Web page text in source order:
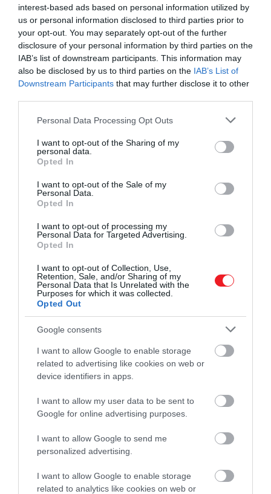
interest-based ads based on personal information utilized by
us or personal information disclosed to third parties prior to
your opt-out. You may separately opt-out of the further
disclosure of your personal information by third parties on the
IAB’s list of downstream participants. This information may
also be disclosed by us to third parties on the IAB’s List of
Downstream Participants that may further disclose it to other
Please note that this website/app uses one or more Google
not limited to your visit or usage behaviour. You may click to
grant or deny consent to Google and its third-party tags to
use your data for below specified purposes in below Google
consent section.
Personal Data Processing Opt Outs
I want to opt-out of the Sharing of my
personal data.
Opted In
I want to opt-out of the Sale of my
Personal Data.
Opted In
I want to opt-out of processing my
Personal Data for Targeted Advertising.
Opted In
I want to opt-out of Collection, Use,
Retention, Sale, and/or Sharing of my
Personal Data that Is Unrelated with the
Purposes for which it was collected.
Opted Out
Google consents
I want to allow Google to enable storage
related to advertising like cookies on web or
device identifiers in apps.
I want to allow my user data to be sent to
Google for online advertising purposes.
I want to allow Google to send me
personalized advertising.
I want to allow Google to enable storage
related to analytics like cookies on web or
150 g kimagozott aszalt szilva;
125 ml eszpresszó;
60 ml erősített bor (pl. marsala);
2 evőkanál kakaópor;
1 evőkanál frissen őrölt kávé;
400 ml kókusztej;
40 g nyers kakaóbab.
Így készítsük el:
Az apróra vágott aszalt szilvát áztassuk be
marsalába és eszpresszóba. Tegyük félre 3 órára.
Közben egy tálban keverjük össze a kakaót, az
chia magot, 150 ml kókusztejet és 185 ml meleg
vizet. Keverjük jól össze, majd tegyük át egy
légmentesen záródó tartályba, és hűtsük 3 órán
Tegyük a vaníliát és a maradék chia magot,
tálba, keverjük össze, majd ezt is tegyük át egy
tartályba, és hasonlóan hűtsük 3 órán át.
A tálaláshoz a vaníliás és a csokoládés chiát egy
kanállal keverjük össze, hogy megpuhuljanak.
Kanalazzuk az aszalt szilvát 4 pohárba. Erre
következő rétegként a csokoládés chiát, végül
egy utolsó réteg vaníliásat. Szórjuk meg extra
kakaóval, és a kakaóbabbal.